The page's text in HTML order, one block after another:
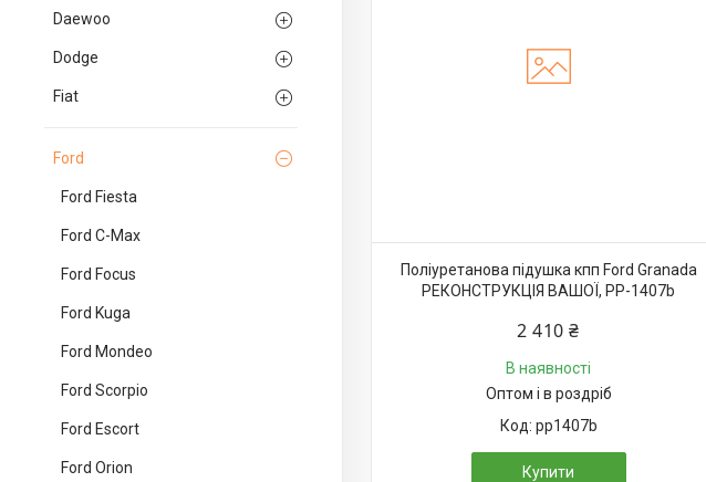
Daewoo
Dodge
Fiat
Ford
Ford Fiesta
Ford C-Max
Ford Focus
Ford Kuga
Ford Mondeo
Ford Scorpio
Ford Escort
Ford Orion
Поліуретанова підушка кпп Ford Granada
РЕКОНСТРУКЦІЯ ВАШОЇ, PP-1407b
2 410 ₴
В наявності
Оптом і в роздріб
pp1407b
Купити